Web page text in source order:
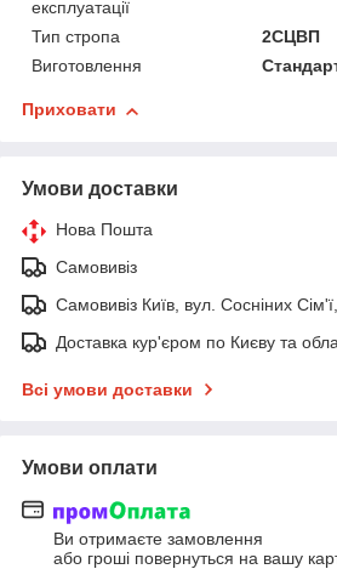
експлуатації
Тип стропа
2СЦВП
Виготовлення
Приховати
Умови доставки
Нова Пошта
Самовивіз
Самовивіз Київ, вул. Сосніних
Доставка кур'єром по Києву та
Всі умови доставки
Умови оплати
Ви отримаєте замовлення
або гроші повернуться на вашу